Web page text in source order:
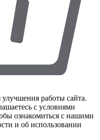
работы сайта.
с условиями
ознакомиться с нашими
и об использовании